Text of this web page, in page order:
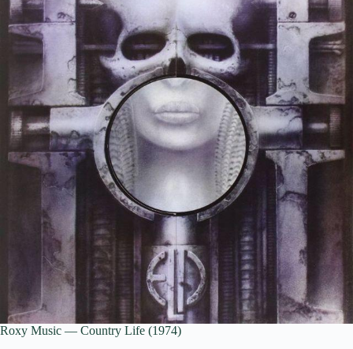
Roxy Music — Country Life (1974)